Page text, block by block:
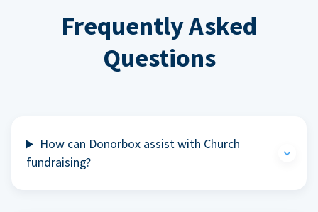
Frequently Asked
Questions
How can Donorbox assist with Church
fundraising?